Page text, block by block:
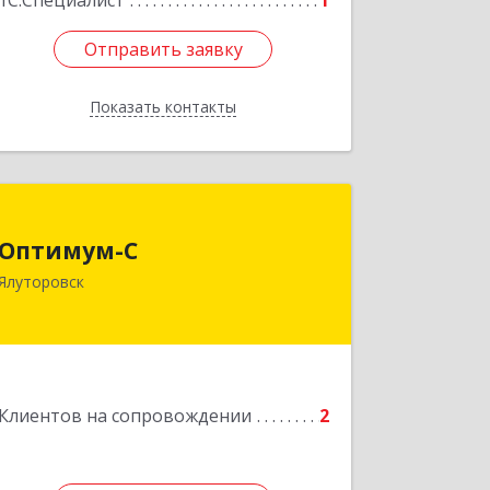
Отправить заявку
Показать контакты
Отправить заявку
Назад
Оптимум-С
Клиентов на сопровождении 2